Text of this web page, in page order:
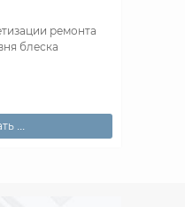
ремонта
блеска
...